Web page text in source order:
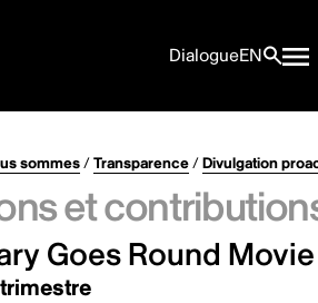
DialogueEN
sommes/Transparence/Divulgation
et
Goes Round